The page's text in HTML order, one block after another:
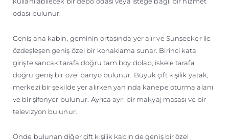
odası bulunur.
Geniş ana kabin, geminin ortasında yer alır ve Sunseeker ile
özdeşleşen geniş özel bir konaklama sunar. Birinci kata
girişte sancak tarafa doğru tam boy dolap, iskele tarafa
doğru geniş bir özel banyo bulunur. Büyük çift kişilik yatak,
merkezi bir şekilde yer alırken yanında kanepe oturma alanı
ve bir şifonyer bulunur. Ayrıca ayrı bir makyaj masası ve bir
televizyon bulunur.
Önde bulunan diğer çift kişilik kabin de geniş bir özel